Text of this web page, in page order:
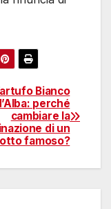
Bianco
perché
cambiare la
di un
famoso?